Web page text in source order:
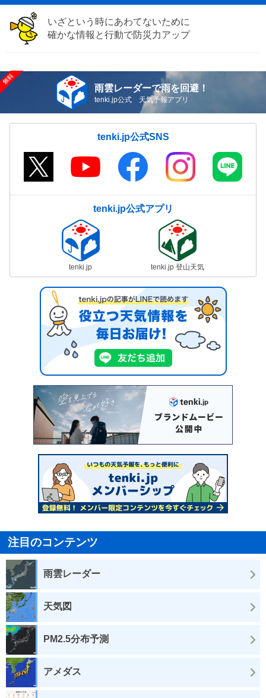
いざという時にあわてないために
確かな情報と行動で防災力アップ
雨雲レーダーで雨を回避！
tenki.jp公式 天気予報アプリ
tenki.jp公式SNS
tenki.jp公式アプリ
tenki.jp tenki.jp 登山天気
注目のコンテンツ
雨雲レーダー
天気図
PM2.5分布予測
アメダス